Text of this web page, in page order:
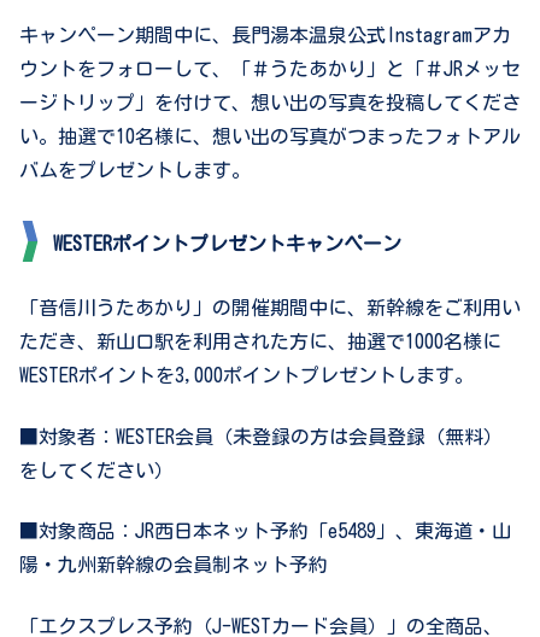
キャンペーン期間中に、長門湯本温泉公式Instagramアカ
ウントをフォローして、「＃うたあかり」と「＃JRメッセ
ージトリップ」を付けて、想い出の写真を投稿してくださ
い。抽選で10名様に、想い出の写真がつまったフォトアル
バムをプレゼントします。
WESTERポイントプレゼントキャンペーン
「音信川うたあかり」の開催期間中に、新幹線をご利用い
ただき、新山口駅を利用された方に、抽選で1000名様に
WESTERポイントを3,000ポイントプレゼントします。
■対象者：WESTER会員（未登録の方は会員登録（無料）
をしてください）
■対象商品：JR西日本ネット予約「e5489」、東海道・山
陽・九州新幹線の会員制ネット予約
「エクスプレス予約（J-WESTカード会員）」の全商品、